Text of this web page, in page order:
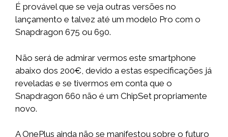
É provável que se veja outras versões no
lançamento e talvez até um modelo Pro com o
Snapdragon 675 ou 690.
Não será de admirar vermos este smartphone
abaixo dos 200€, devido a estas especificações já
reveladas e se tivermos em conta que o
Snapdragon 660 não é um ChipSet propriamente
novo.
A OnePlus ainda não se manifestou sobre o futuro